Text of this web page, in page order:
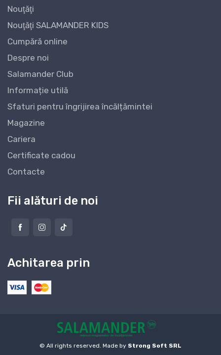
Nouţăţi
Nouţăţi SALAMANDER KIDS
Cumpără online
Despre noi
Salamander Club
Informație utilă
Sfaturi pentru îngrijirea încălțămintei
Magazine
Cariera
Certificate cadou
Contacte
Fii alături de noi
Achitarea prin
© All rights reserved. Made by Strong Soft SRL